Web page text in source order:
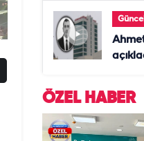
Güncel
ÖZEL HABER